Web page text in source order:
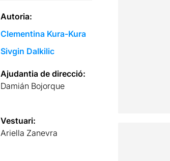
Autoria:
Clementina Kura-Kura
Sivgin Dalkilic
Ajudantia de direcció:
Damián Bojorque
Vestuari:
Ariella Zanevra